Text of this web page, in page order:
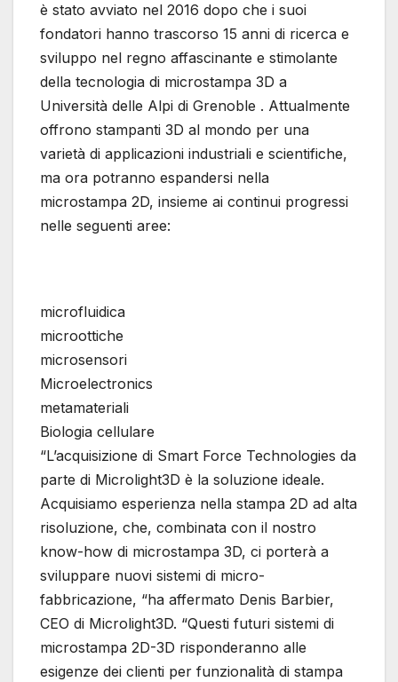
è stato avviato nel 2016 dopo che i suoi
fondatori hanno trascorso 15 anni di ricerca e
sviluppo nel regno affascinante e stimolante
della tecnologia di microstampa 3D a
Università delle Alpi di Grenoble . Attualmente
offrono stampanti 3D al mondo per una
varietà di applicazioni industriali e scientifiche,
ma ora potranno espandersi nella
microstampa 2D, insieme ai continui progressi
nelle seguenti aree:
microfluidica
microottiche
microsensori
Microelectronics
metamateriali
Biologia cellulare
“L’acquisizione di Smart Force Technologies da
parte di Microlight3D è la soluzione ideale.
Acquisiamo esperienza nella stampa 2D ad alta
risoluzione, che, combinata con il nostro
know-how di microstampa 3D, ci porterà a
sviluppare nuovi sistemi di micro-
fabbricazione, “ha affermato Denis Barbier,
CEO di Microlight3D. “Questi futuri sistemi di
microstampa 2D-3D risponderanno alle
esigenze dei clienti per funzionalità di stampa